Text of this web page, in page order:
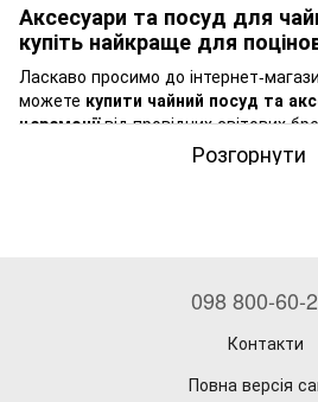
Аксесуари та посуд для
купіть найкраще для
Ласкаво просимо до інтернет-
можете купити чайний посуд та
церемоніївід провідних світових
широкий асортимент товарів для
прагнуть зробити кожне чаювання
Шукаєте ідеальний спосіб
набори для чайної
всі необхідні елементи для
і відкрийте для
Розгорнути
098 800-60-
Контакти
Повна версія